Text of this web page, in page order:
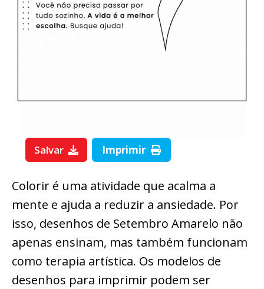
Salvar Imprimir
Colorir é uma atividade que acalma a
mente e ajuda a reduzir a ansiedade. Por
isso, desenhos de Setembro Amarelo não
apenas ensinam, mas também funcionam
como terapia artística. Os modelos de
desenhos para imprimir podem ser